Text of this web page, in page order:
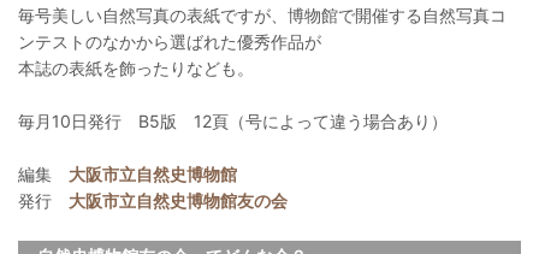
毎号美しい自然写真の表紙ですが、博物館で開催する自然写真コ
ンテストのなかから選ばれた優秀作品が
本誌の表紙を飾ったりなども。
毎月10日発行 B5版 12頁（号によって違う場合あり）
編集 大阪市立自然史博物館
発行 大阪市立自然史博物館友の会